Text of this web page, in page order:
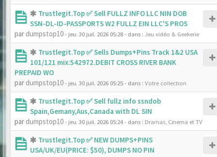
Trustlegit.Top ✅ Sell FULLZ INFO LLC NIN DOB
SSN-DL-ID-PASSPORTS W2 FULLZ EIN LLC'S PROS
par dumpstop10- jeu. 30 juil. 2026 05:28- dans : Jeu vidéo & Geekerie
Trustlegit.Top ✅ Sells Dumps+Pins Track 1&2 USA
101/121 mix:542972.DEBIT CROSS RIVER BANK
PREPAID WO
par dumpstop10- jeu. 30 juil. 2026 05:25- dans : Votre collection
Trustlegit.Top ✅ Sell fullz info ssndob
Spain,Gemany,Aus,Canada with DL SIN
par dumpstop10- jeu. 30 juil. 2026 05:24- dans : Dramas, Cinema et TV
Trustlegit.Top ✅ NEW DUMPS+PINS
USA/UK/EU(PRICE: $50), DUMPS NO PIN